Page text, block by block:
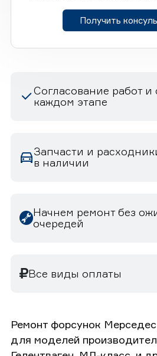
Получить
Согласование работ и
каждом этапе
Запчасти и
в наличии
Начнем ремонт без
очередей
Все виды оплаты
Ремонт форсунок
для моделей